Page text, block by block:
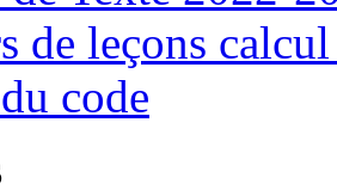
de leçons
code